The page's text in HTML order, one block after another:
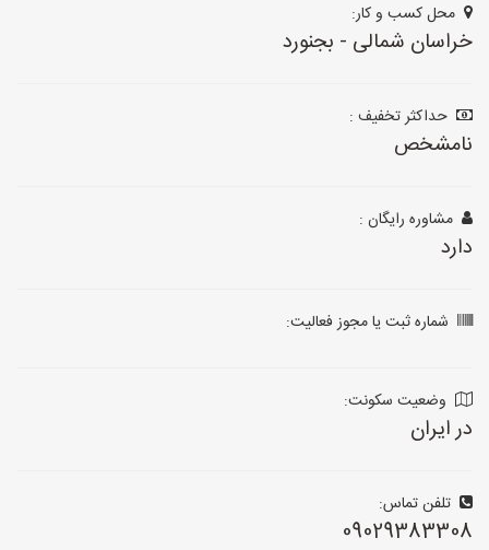
محل کسب و کار:
خراسان شمالی - بجنورد
حداکثر تخفیف :
نامشخص
مشاوره رایگان :
دارد
شماره ثبت یا مجوز فعالیت:
وضعیت سکونت:
در ایران
تلفن تماس:
09029383308